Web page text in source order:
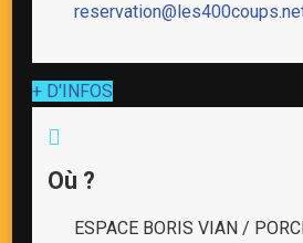
+ D'INFOS
Où ?
ESPACE BORIS VIAN /